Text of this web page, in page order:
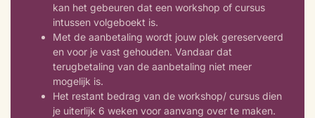
kan het gebeuren dat een workshop of cursus
intussen volgeboekt is.
Met de aanbetaling wordt jouw plek gereserveerd
en voor je vast gehouden. Vandaar dat
terugbetaling van de aanbetaling niet meer
mogelijk is.
Het restant bedrag van de workshop/ cursus dien
je uiterlijk 6 weken voor aanvang over te maken.